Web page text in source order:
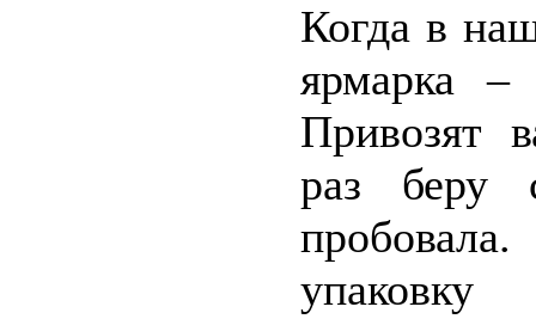
Когда в
ярмарка –
Привозят
раз беру